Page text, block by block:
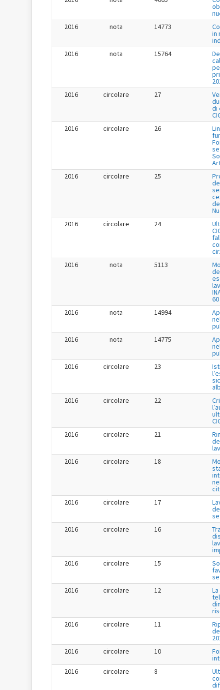
2016
nota 14773
in
2016
nota 15764
2016
circolare 27
di
2016
circolare 26
2016
circolare 25
2016
circolare 24
2016
nota 5113
2016
nota 14994
2016
nota 14775
2016
circolare 23
2016
circolare 22
2016
circolare 21
2016
circolare 18
2016
circolare 17
2016
circolare 16
2016
circolare 15
2016
circolare 12
2016
circolare 11
2016
circolare 10
2016
circolare 8